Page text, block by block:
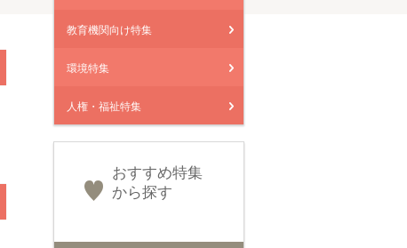
教育機関向け特集
環境特集
人権・福祉特集
おすすめ特集
から探す